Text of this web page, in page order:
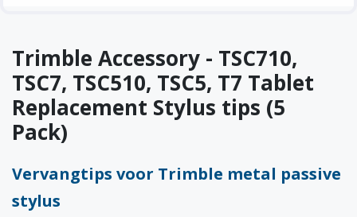
Trimble Accessory - TSC710,
TSC7, TSC510, TSC5, T7 Tablet
Replacement Stylus tips (5
Pack)
Vervangtips voor Trimble metal passive
stylus